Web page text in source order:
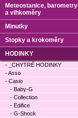
Meteostanice, barometry
a vlhkoměry
Minutky
Stopky a krokoměry
HODINKY
- _CHYTRÉ HODINKY
- Asso
- Casio
- Baby-G
- Collection
- Edifice
- G-Shock